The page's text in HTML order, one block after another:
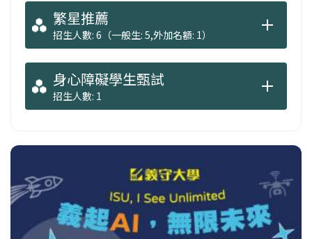
繁星推薦
招生人數: 6（一般生: 5,外加名額: 1）
身心障礙學生甄試
招生人數: 1